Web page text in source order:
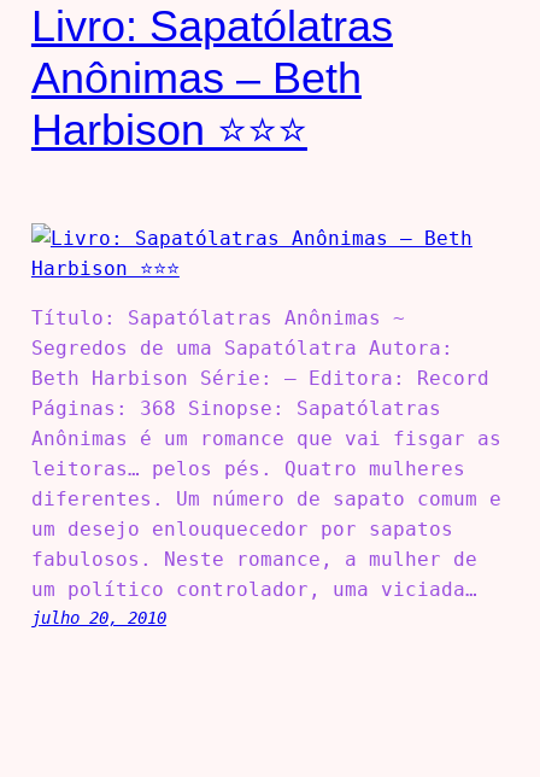
Livro: Sapatólatras
Anônimas – Beth
Harbison ⭐⭐⭐
Título: Sapatólatras Anônimas ~
Segredos de uma Sapatólatra Autora:
Beth Harbison Série: – Editora: Record
Páginas: 368 Sinopse: Sapatólatras
Anônimas é um romance que vai fisgar as
leitoras… pelos pés. Quatro mulheres
diferentes. Um número de sapato comum e
um desejo enlouquecedor por sapatos
fabulosos. Neste romance, a mulher de
um político controlador, uma viciada…
julho 20, 2010